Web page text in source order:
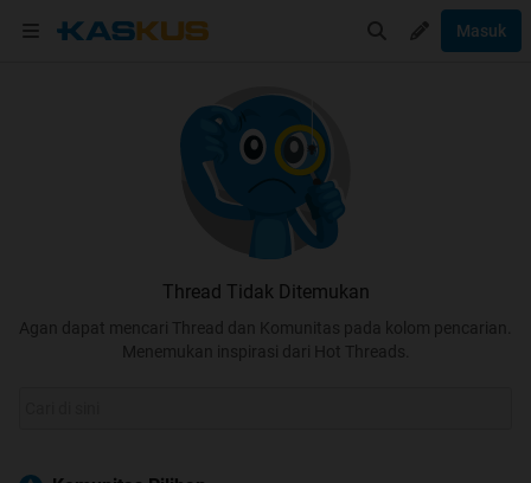
Masuk
Thread Tidak Ditemukan
Agan dapat mencari Thread dan Komunitas pada kolom pencarian.
Menemukan inspirasi dari Hot Threads.